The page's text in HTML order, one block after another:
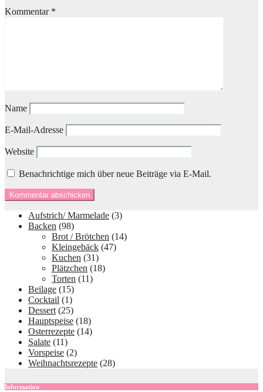
Kommentar *
Name
E-Mail-Adresse
Website
Benachrichtige mich über neue Beiträge via E-Mail.
Aufstrich/ Marmelade (3)
Backen (98)
Brot / Brötchen (14)
Kleingebäck (47)
Kuchen (31)
Plätzchen (18)
Torten (11)
Beilage (15)
Cocktail (1)
Dessert (25)
Hauptspeise (18)
Osterrezepte (14)
Salate (11)
Vorspeise (2)
Weihnachtsrezepte (28)
Information